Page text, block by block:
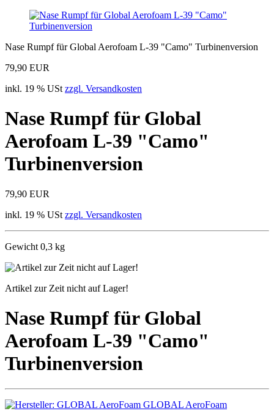
Nase Rumpf für Global Aerofoam L-39 "Camo" Turbinenversion
79,90 EUR
inkl. 19 % USt zzgl. Versandkosten
Nase Rumpf für Global
Aerofoam L-39 "Camo"
Turbinenversion
79,90 EUR
inkl. 19 % USt zzgl. Versandkosten
Gewicht 0,3 kg
Artikel zur Zeit nicht auf Lager!
Nase Rumpf für Global
Aerofoam L-39 "Camo"
Turbinenversion
GLOBAL AeroFoam